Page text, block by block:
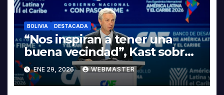
BOLIVIA DESTACADA
“Nos inspiran a tener una
buena vecindad”, Kast sobre
discurso del presidente
Rodrigo Paz
ENE 29, 2026 WEBMASTER